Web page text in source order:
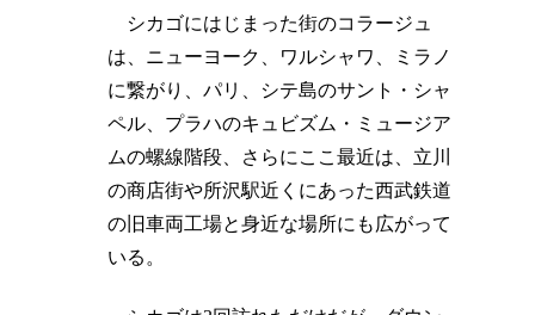
シカゴにはじまった街のコラージュ
は、ニューヨーク、ワルシャワ、ミラノ
に繋がり、パリ、シテ島のサント・シャ
ペル、プラハのキュビズム・ミュージア
ムの螺線階段、さらにここ最近は、立川
の商店街や所沢駅近くにあった西武鉄道
の旧車両工場と身近な場所にも広がって
いる。